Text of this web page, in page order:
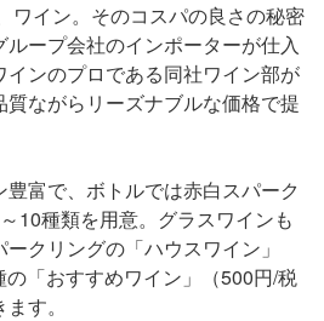
ワイン。そのコスパの良さの秘密
ープ会社のインポーターが仕入
ンのプロである同社ワイン部が
ながらリーズナブルな価格で提
富で、ボトルでは赤白スパーク
10種類を用意。グラスワインも
クリングの「ハウスワイン」
の「おすすめワイン」（500円/税
す。